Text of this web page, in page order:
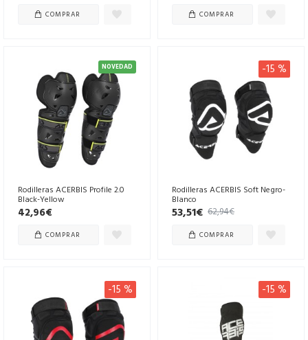
COMPRAR COMPRAR
NOVEDAD
Rodilleras ACERBIS Profile 2.0
Black-Yellow
42,96€
COMPRAR
-15 %
Rodilleras ACERBIS Soft Negro-
Blanco
53,51€ 62,94€
COMPRAR
-15 % -15 %